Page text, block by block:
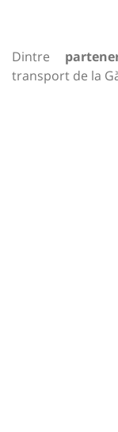
Dintre
transport de la